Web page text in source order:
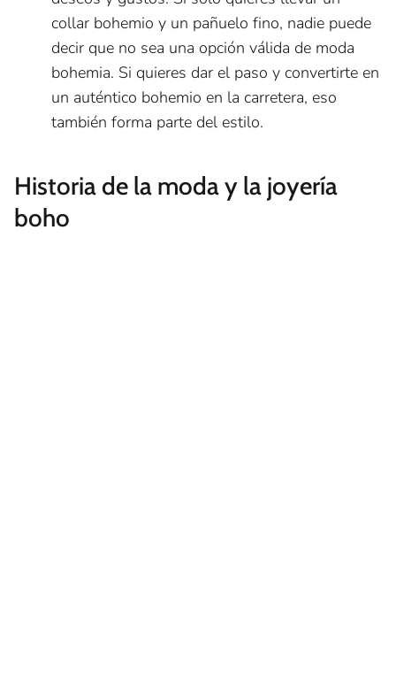
collar bohemio y un pañuelo fino, nadie puede
decir que no sea una opción válida de moda
bohemia. Si quieres dar el paso y convertirte en
un auténtico bohemio en la carretera, eso
también forma parte del estilo.
Historia de la moda y la joyería
boho